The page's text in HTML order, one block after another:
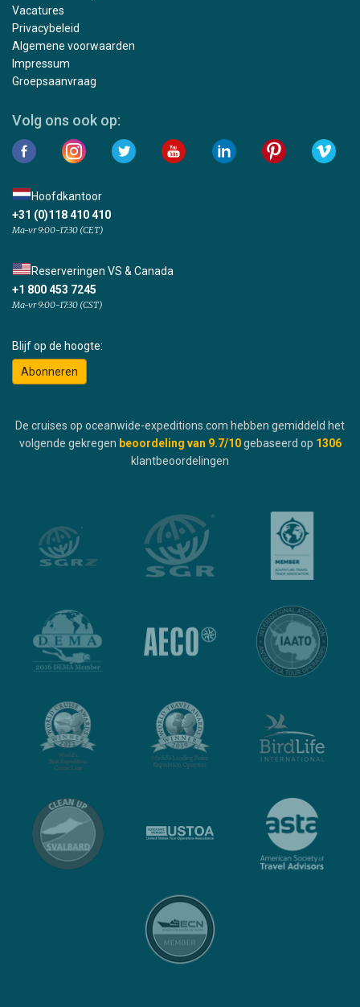
Vacatures
Privacybeleid
Algemene voorwaarden
Impressum
Groepsaanvraag
Volg ons ook op:
Hoofdkantoor
+31 (0)118 410 410
Ma-vr 9:00-17:30 (CET)
Reserveringen VS & Canada
+1 800 453 7245
Ma-vr 9:00-17:30 (CST)
Blijf op de hoogte:
Abonneren
De cruises op oceanwide-expeditions.com hebben gemiddeld het
volgende gekregen beoordeling van 9.7/10 gebaseerd op 1306
klantbeoordelingen